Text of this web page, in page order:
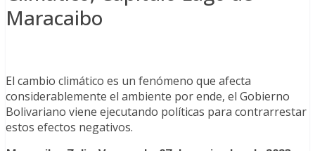
Maracaibo
El cambio climático es un fenómeno que afecta
considerablemente el ambiente por ende, el Gobierno
Bolivariano viene ejecutando políticas para contrarrestar
estos efectos negativos.